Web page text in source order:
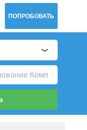
ПОПРОБОВАТЬ